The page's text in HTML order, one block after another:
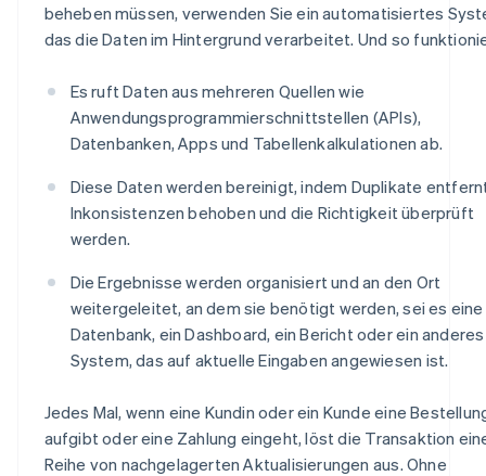
beheben müssen, verwenden Sie ein automatisiertes
das die Daten im Hintergrund verarbeitet. Und so
Es ruft Daten aus mehreren Quellen wie
Anwendungsprogrammierschnittstellen (APIs),
Datenbanken, Apps und Tabellenkalkulationen ab.
Diese Daten werden bereinigt, indem Duplikate
Inkonsistenzen behoben und die Richtigkeit überprüft
werden.
Die Ergebnisse werden organisiert und an den Ort
weitergeleitet, an dem sie benötigt werden, sei es eine
Datenbank, ein Dashboard, ein Bericht oder ein anderes
System, das auf aktuelle Eingaben angewiesen ist.
Jedes Mal, wenn eine Kundin oder ein Kunde eine
aufgibt oder eine Zahlung eingeht, löst die Transaktion
Reihe von nachgelagerten Aktualisierungen aus. Ohne